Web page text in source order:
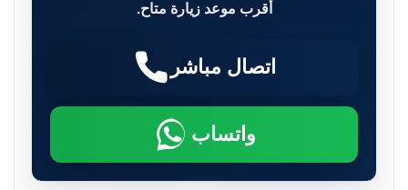
أقرب موعد زيارة متاح.
اتصال مباشر
واتساب